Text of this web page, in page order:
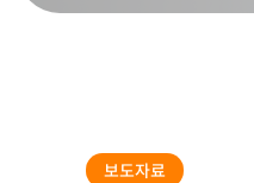
보도자료